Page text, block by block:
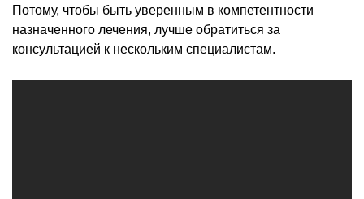
Потому, чтобы быть уверенным в компетентности
назначенного лечения, лучше обратиться за
консультацией к нескольким специалистам.